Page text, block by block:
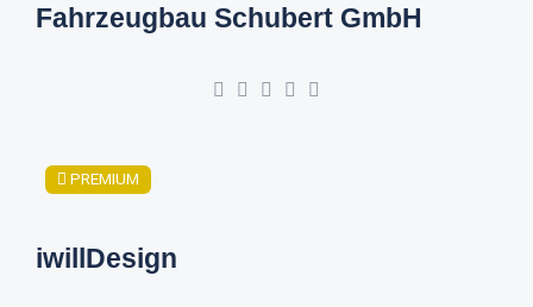
Fahrzeugbau Schubert GmbH
PREMIUM
iwillDesign